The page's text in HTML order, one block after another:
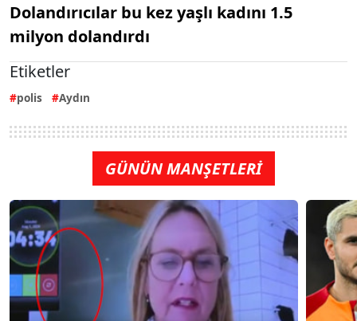
Dolandırıcılar bu kez yaşlı kadını 1.5
milyon dolandırdı
Etiketler
polis Aydın
GÜNÜN MANŞETLERİ